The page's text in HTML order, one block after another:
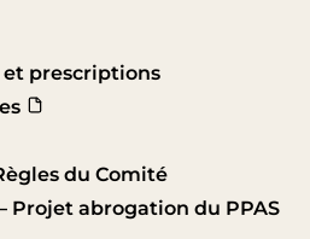
prescriptions
du Comité
Projet abrogation du PPAS